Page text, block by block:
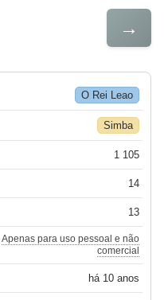
→
O Rei Leao
Simba
1 105
14
13
Apenas para uso pessoal e não
comercial
há 10 anos